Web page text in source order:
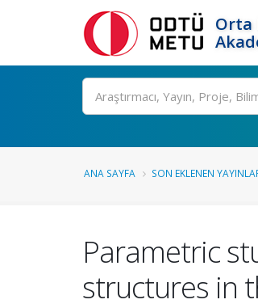
Orta
Ara
ANA SAYFA SON EKLENEN
Parametric
structures in